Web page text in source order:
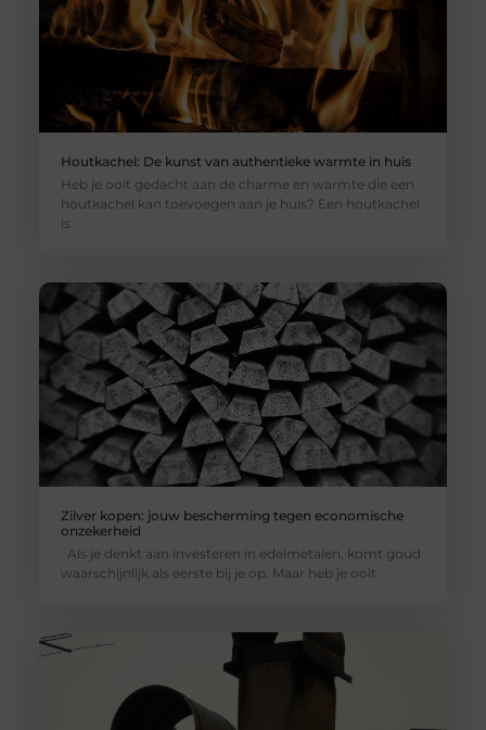
Houtkachel: De kunst van authentieke warmte in huis
Heb je ooit gedacht aan de charme en warmte die een
houtkachel kan toevoegen aan je huis? Een houtkachel
is
Zilver kopen: jouw bescherming tegen economische
onzekerheid
Als je denkt aan investeren in edelmetalen, komt goud
waarschijnlijk als eerste bij je op. Maar heb je ooit